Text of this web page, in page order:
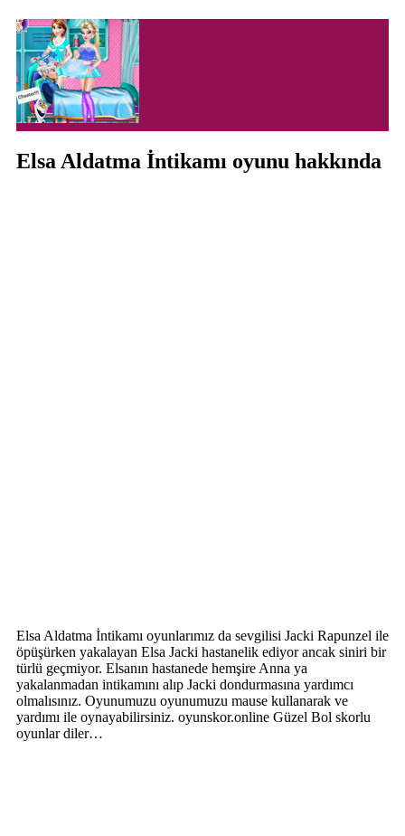
Elsa Aldatma İntikamı oyunu hakkında
Elsa Aldatma İntikamı oyunlarımız da sevgilisi Jacki Rapunzel ile
öpüşürken yakalayan Elsa Jacki hastanelik ediyor ancak siniri bir
türlü geçmiyor. Elsanın hastanede hemşire Anna ya
yakalanmadan intikamını alıp Jacki dondurmasına yardımcı
olmalısınız. Oyunumuzu oyunumuzu mause kullanarak ve
yardımı ile oynayabilirsiniz. oyunskor.online Güzel Bol skorlu
oyunlar diler…